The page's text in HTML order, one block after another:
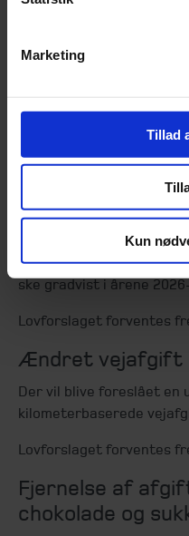
Marketing
Tillad
Kun
Udvidelse af
Den eksisterende
Lavere elafgift
Der vil blive fremsat
elafgiften for private
minimumsgrænse på 0,8
ske gradvist i årene
Lovforslaget forventes
Ændret vejafgift
Der vil blive foreslået en
kilometerbaserede
Lovforslaget forventes
Fjernelse af
chokolade og